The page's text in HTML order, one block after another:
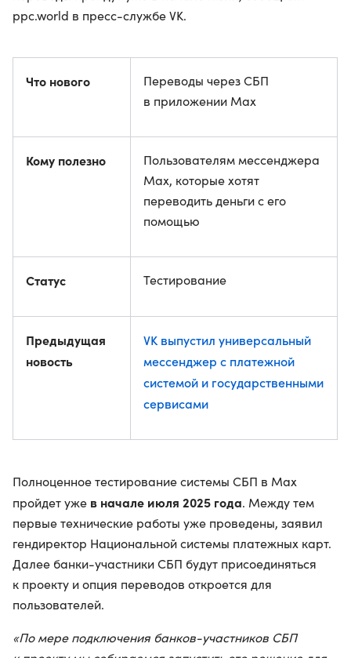
ppc.world в пресс-службе VK.
Что нового
Переводы через СБП
в приложении Max
Кому полезно
Пользователям мессенджера
Max, которые хотят
переводить деньги с его
помощью
Статус Тестирование
Предыдущая
новость
VK выпустил универсальный
мессенджер с платежной
системой и государственными
сервисами
Полноценное тестирование системы СБП в Max
пройдет уже в начале июля 2025 года. Между тем
первые технические работы уже проведены, заявил
гендиректор Национальной системы платежных карт.
Далее банки-участники СБП будут присоединяться
к проекту и опция переводов откроется для
пользователей.
«По мере подключения банков-участников СБП